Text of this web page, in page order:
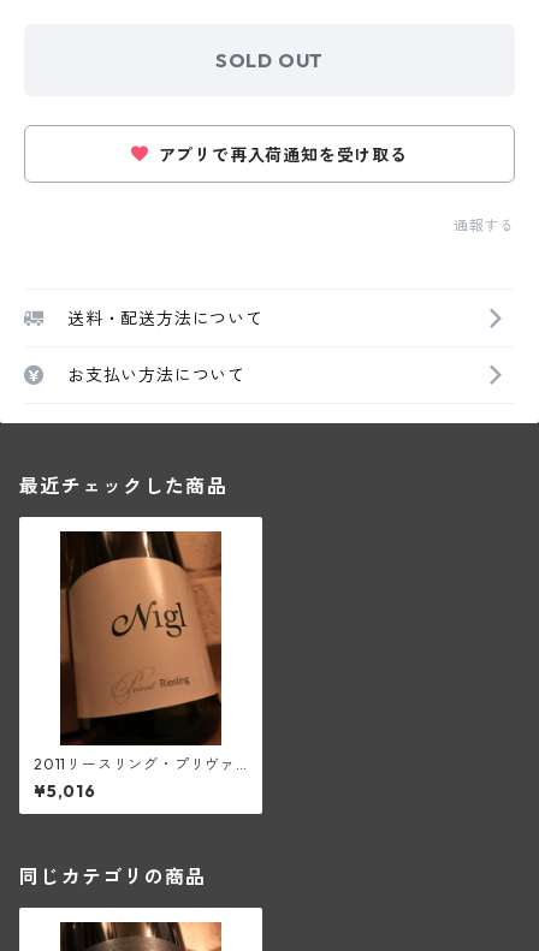
SOLD OUT
アプリで再入荷通知を受け取る
通報する
送料・配送方法について
お支払い方法について
最近チェックした商品
2011リースリング・プリヴァ
ート(二グル)
¥5,016
同じカテゴリの商品